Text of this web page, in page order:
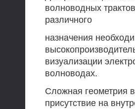
волноводных
различного
назначения
визуализации
волноводах.
Сложная геометрия
присутствие на